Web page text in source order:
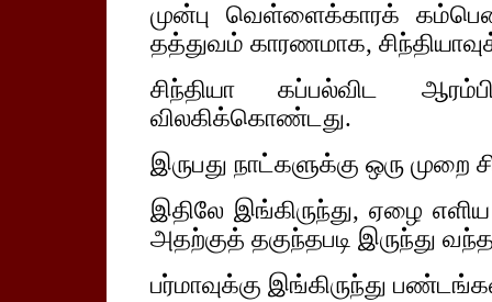
முன்பு வெள்ளைக்காரக்
தத்துவம் காரணமாக,
சிந்தியா கப்பல்விட
விலகிக்கொண்டது.
இருபது நாட்களுக்கு ஒரு முறை
இதிலே இங்கிருந்து, ஏழை
அதற்குத் தகுந்தபடி இருந்து
பர்மாவுக்கு இங்கிருந்து